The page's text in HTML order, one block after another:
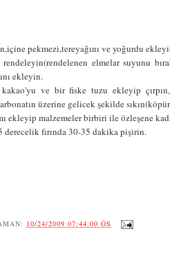
pekmezi,tereyağını ve yoğurdu
rendeleyin(rendelenen elmelar suyunu
ekleyin.
kakao'yu ve bir fiske tuzu ekleyip
üzerine gelicek şekilde
ekleyip malzemeler birbiri ile özleşene
derecelik fırında 30-35 dakika pişirin.
10/24/2009 07:44:00 ÖS